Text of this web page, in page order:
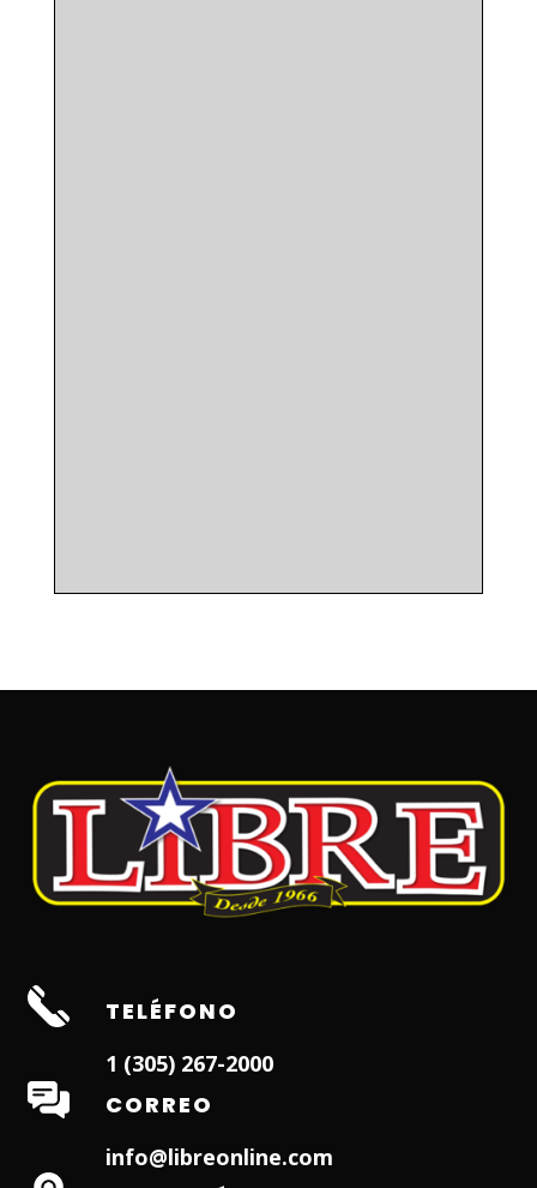
TELÉFONO
1 (305) 267-2000
CORREO
info@libreonline.com